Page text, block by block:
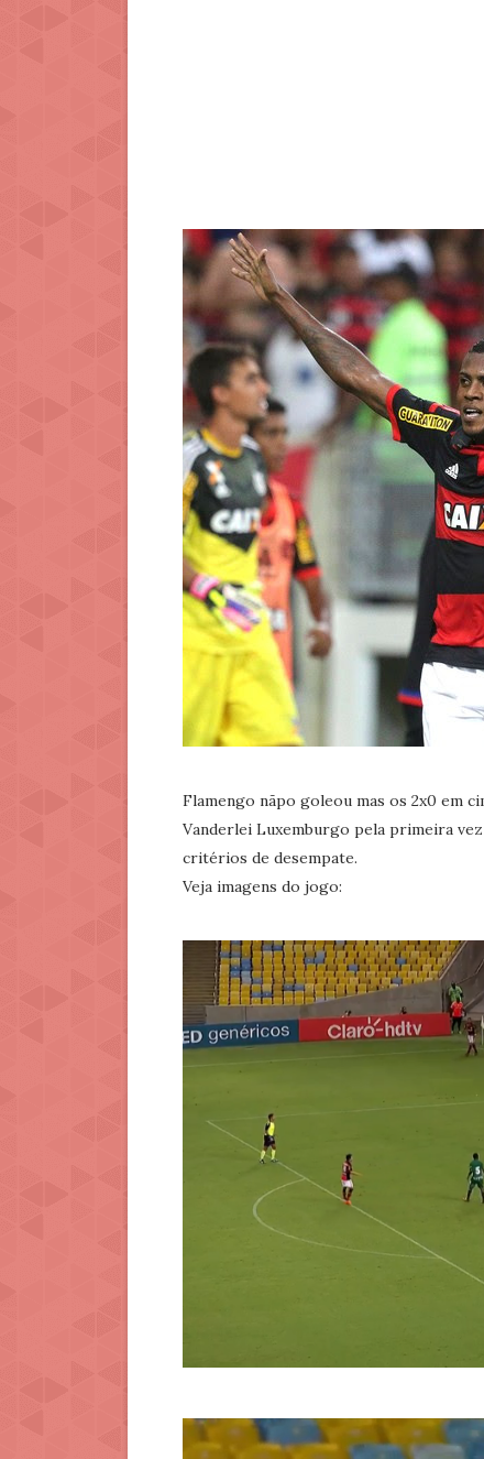
Flamengo nãpo goleou mas os 2x0 em
Vanderlei Luxemburgo pela primeira
critérios de desempate.
Veja imagens do jogo: